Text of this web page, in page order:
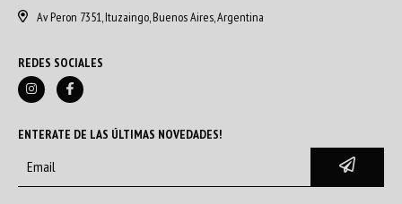
Av Peron 7351, Ituzaingo, Buenos Aires, Argentina
REDES SOCIALES
ENTERATE DE LAS ÚLTIMAS NOVEDADES!